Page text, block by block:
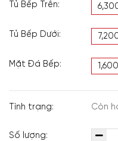
Tủ Bếp Trên:
Tủ Bếp Dưới:
Mặt Đá Bếp:
Tình trạng: Còn
Số lượng: